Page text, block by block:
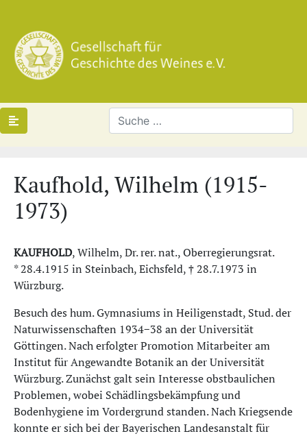
Kaufhold, Wilhelm (1915-
1973)
KAUFHOLD, Wilhelm, Dr. rer. nat., Oberregierungsrat.
* 28.4.1915 in Steinbach, Eichsfeld, † 28.7.1973 in
Würzburg.
Besuch des hum. Gymnasiums in Heiligenstadt, Stud. der
Naturwissenschaften 1934−38 an der Universität
Göttingen. Nach erfolgter Promotion Mitarbeiter am
Institut für Angewandte Botanik an der Universität
Würzburg. Zunächst galt sein Interesse obstbaulichen
Problemen, wobei Schädlingsbekämpfung und
Bodenhygiene im Vordergrund standen. Nach Kriegsende
konnte er sich bei der Bayerischen Landesanstalt für